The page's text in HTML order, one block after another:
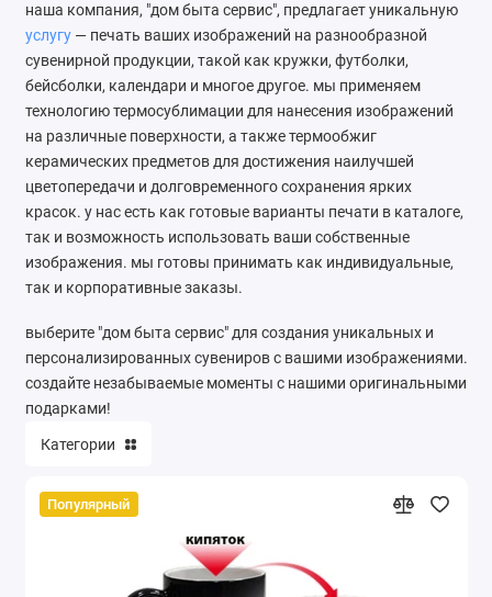
Ремонт брелков автосигнализации
Ремонт компьютеров
Ремонт мобильных телефонов
Швейный цех
Гравировка
Макеты для печати на кружках
Показать все
наша компания, "дом быта сервис", предлагает уникальную
услугу— печать ваших изображений на разнообразной
сувенирной продукции, такой как кружки, футболки,
бейсболки, календари и многое другое. мы применяем
технологию термосублимации для нанесения изображений
на различные поверхности, а также термообжиг
керамических предметов для достижения наилучшей
цветопередачи и долговременного сохранения ярких
красок. у нас есть как готовые варианты печати в каталоге,
так и возможность использовать ваши собственные
изображения. мы готовы принимать как индивидуальные,
так и корпоративные заказы.
выберите "дом быта сервис" для создания уникальных и
персонализированных сувениров с вашими изображениями.
создайте незабываемые моменты с нашими оригинальными
подарками!
Категории
Популярный